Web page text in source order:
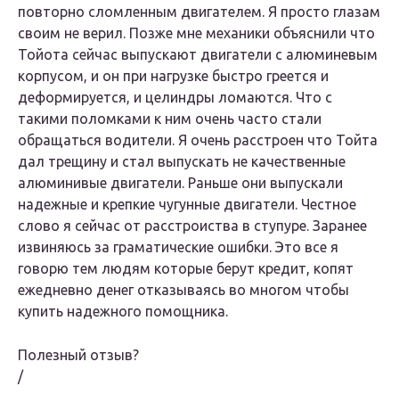
повторно сломленным двигателем. Я просто глазам
своим не верил. Позже мне механики объяснили что
Тойота сейчас выпускают двигатели с алюминевым
корпусом, и он при нагрузке быстро греется и
деформируется, и целиндры ломаются. Что с
такими поломками к ним очень часто стали
обращаться водители. Я очень расстроен что Тойта
дал трещину и стал выпускать не качественные
алюминивые двигатели. Раньше они выпускали
надежные и крепкие чугунные двигатели. Честное
слово я сейчас от расстроиства в ступуре. Заранее
извиняюсь за граматические ошибки. Это все я
говорю тем людям которые берут кредит, копят
ежедневно денег отказываясь во многом чтобы
купить надежного помощника.
Полезный отзыв?
/